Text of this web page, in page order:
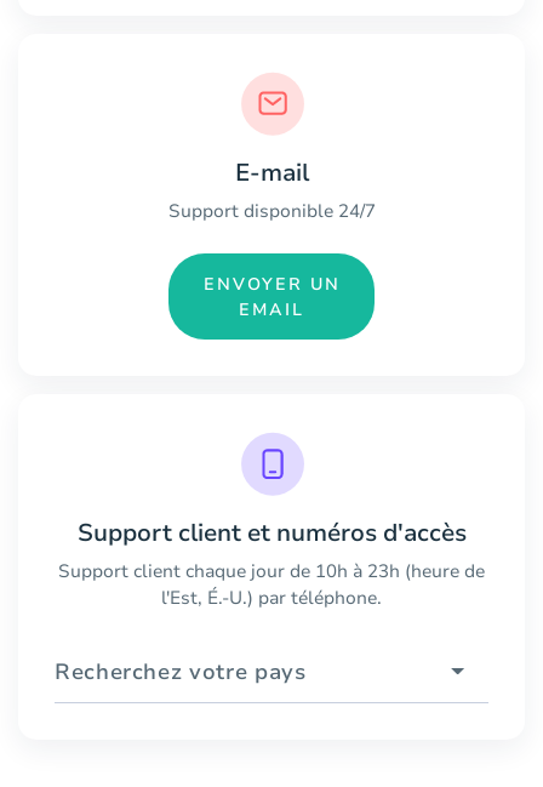
E-mail
Support disponible 24/7
ENVOYER UN
EMAIL
Support client et numéros d'accès
Support client chaque jour de 10h à 23h (heure de
l'Est, É.-U.) par téléphone.
Recherchez votre pays